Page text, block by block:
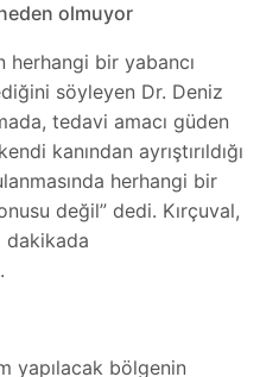
olmuyor
herhangi bir yabancı
söyleyen Dr. Deniz
tedavi amacı güden
kanından ayrıştırıldığı
herhangi bir
değil” dedi. Kırçuval,
dakikada
yapılacak bölgenin